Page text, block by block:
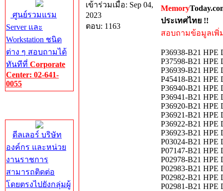
ศูนย์รวมแรม
Server และ
Workstation ชนิด
ต่าง ๆ สอบถามได้
ทันทีที่ Corporate
Center: 02-641-
0055
ดีลเลอร์ บริษัท
องค์กร และหน่วย
งานราชการ
สามารถติดต่อ
โดยตรงไปยังกลุ่มผู้
เข้าร่วมเมื่อ: Sep 04,
2023
ตอบ: 1163
Memory
ประเทศไทย !!
สอบถามข้อมูลเพิ่
P36938-B21 HPE
P37598-B21 HPE
P36939-B21 HPE
P45418-B21 HPE
P36940-B21 HPE
P36941-B21 HPE
P36920-B21 HPE
P36921-B21 HPE
P36922-B21 HPE
P36923-B21 HPE
P03024-B21 HPE
P07147-B21 HPE
P02978-B21 HPE
P02983-B21 HPE
P02982-B21 HPE
P02981-B21 HPE